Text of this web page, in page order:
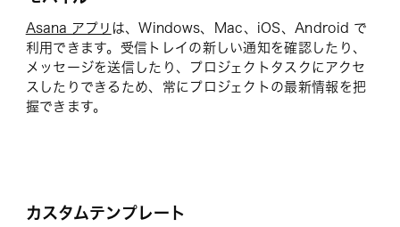
Asana アプリ は、Windows、Mac、iOS、Android で
利用できます。受信トレイの新しい通知を確認したり、
メッセージを送信したり、プロジェクトタスクにアクセ
スしたりできるため、常にプロジェクトの最新情報を把
握できます。
カスタムテンプレート